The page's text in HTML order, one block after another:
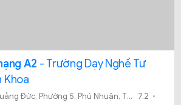
A2 - Trường Dạy Nghề Tư
Khoa
14 Thích Quảng Đức, Phường 5, Phú Nhuận, Thành phố Hồ Chí Minh 15:06
7.2